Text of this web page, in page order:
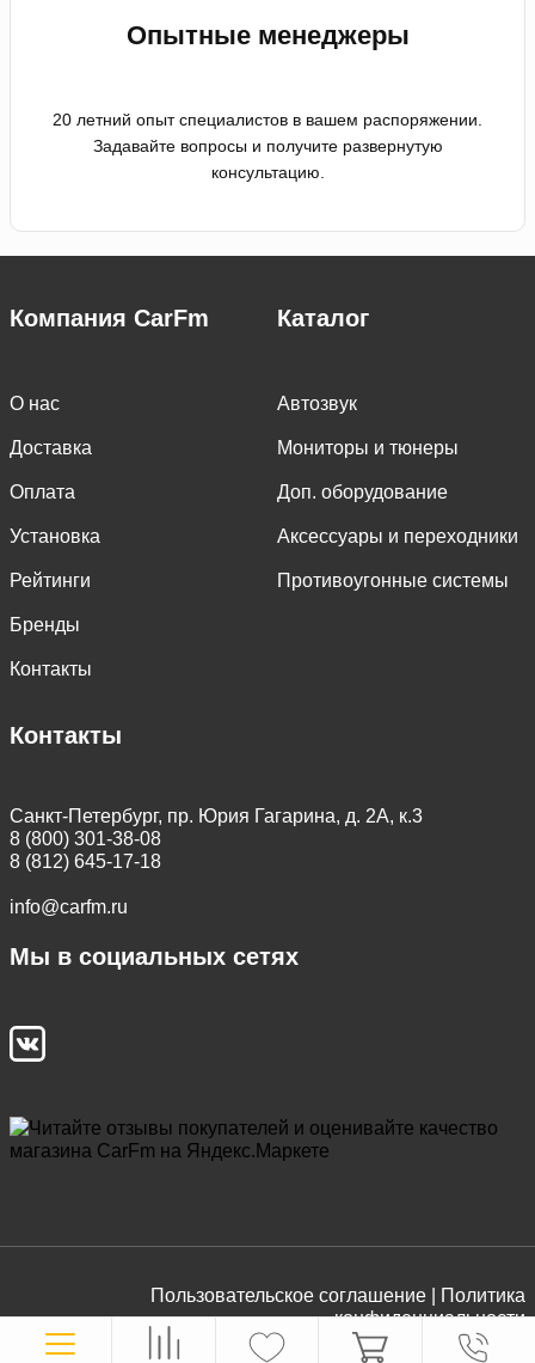
Опытные менеджеры
20 летний опыт специалистов в вашем распоряжении.
Задавайте вопросы и получите развернутую
консультацию.
Компания CarFm
О нас
Доставка
Оплата
Установка
Рейтинги
Бренды
Контакты
Каталог
Автозвук
Мониторы и тюнеры
Доп. оборудование
Аксессуары и переходники
Противоугонные системы
Контакты
Санкт-Петербург, пр. Юрия Гагарина, д. 2А, к.3
8 (800) 301-38-08
8 (812) 645-17-18
info@carfm.ru
Мы в социальных сетях
Пользовательское соглашение |
Политика
конфиденциальности